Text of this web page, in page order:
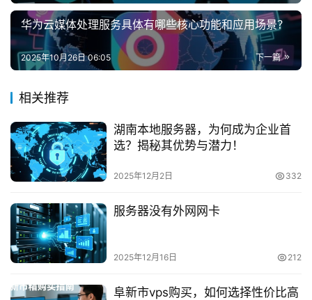
华为云媒体处理服务具体有哪些核心功能和应用场景？
下一篇
2025年10月26日 06:05
相关推荐
湖南本地服务器，为何成为企业首
选？揭秘其优势与潜力！
2025年12月2日 332
服务器没有外网网卡
2025年12月16日 212
阜新市vps购买，如何选择性价比高